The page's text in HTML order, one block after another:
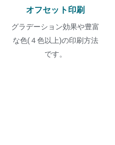
オフセット印刷
グラデーション効果や豊富
な色(４色以上)の印刷方法
です。